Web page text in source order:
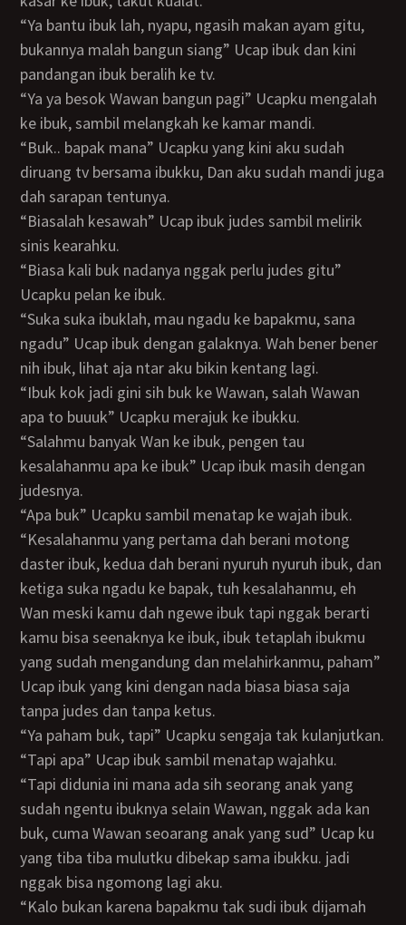
“Ya bantu ibuk lah, nyapu, ngasih makan ayam gitu,
bukannya malah bangun siang” Ucap ibuk dan kini
pandangan ibuk beralih ke tv.
“Ya ya besok Wawan bangun pagi” Ucapku mengalah
ke ibuk, sambil melangkah ke kamar mandi.
“Buk.. bapak mana” Ucapku yang kini aku sudah
diruang tv bersama ibukku, Dan aku sudah mandi juga
dah sarapan tentunya.
“Biasalah kesawah” Ucap ibuk judes sambil melirik
sinis kearahku.
“Biasa kali buk nadanya nggak perlu judes gitu”
Ucapku pelan ke ibuk.
“Suka suka ibuklah, mau ngadu ke bapakmu, sana
ngadu” Ucap ibuk dengan galaknya. Wah bener bener
nih ibuk, lihat aja ntar aku bikin kentang lagi.
“Ibuk kok jadi gini sih buk ke Wawan, salah Wawan
apa to buuuk” Ucapku merajuk ke ibukku.
“Salahmu banyak Wan ke ibuk, pengen tau
kesalahanmu apa ke ibuk” Ucap ibuk masih dengan
judesnya.
“Apa buk” Ucapku sambil menatap ke wajah ibuk.
“Kesalahanmu yang pertama dah berani motong
daster ibuk, kedua dah berani nyuruh nyuruh ibuk, dan
ketiga suka ngadu ke bapak, tuh kesalahanmu, eh
Wan meski kamu dah ngewe ibuk tapi nggak berarti
kamu bisa seenaknya ke ibuk, ibuk tetaplah ibukmu
yang sudah mengandung dan melahirkanmu, paham”
Ucap ibuk yang kini dengan nada biasa biasa saja
tanpa judes dan tanpa ketus.
“Ya paham buk, tapi” Ucapku sengaja tak kulanjutkan.
“Tapi apa” Ucap ibuk sambil menatap wajahku.
“Tapi didunia ini mana ada sih seorang anak yang
sudah ngentu ibuknya selain Wawan, nggak ada kan
buk, cuma Wawan seoarang anak yang sud” Ucap ku
yang tiba tiba mulutku dibekap sama ibukku. jadi
nggak bisa ngomong lagi aku.
“Kalo bukan karena bapakmu tak sudi ibuk dijamah